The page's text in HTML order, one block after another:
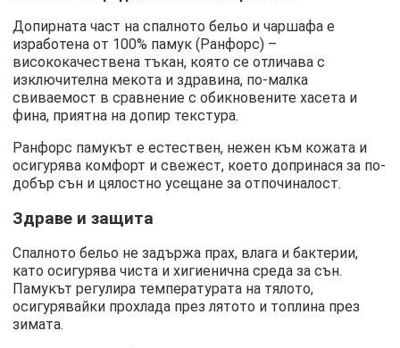
Допирната част на спалното бельо и чаршафа е
изработена от 100% памук (Ранфорс) –
висококачествена тъкан, която се отличава с
изключителна мекота и здравина, по-малка
свиваемост в сравнение с обикновените хасета и
фина, приятна на допир текстура.
Ранфорс памукът е естествен, нежен към кожата и
осигурява комфорт и свежест, което допринася за по-
добър сън и цялостно усещане за отпочиналост.
Здраве и защита
Спалното бельо не задържа прах, влага и бактерии,
като осигурява чиста и хигиенична среда за сън.
Памукът регулира температурата на тялото,
осигурявайки прохлада през лятото и топлина през
зимата.